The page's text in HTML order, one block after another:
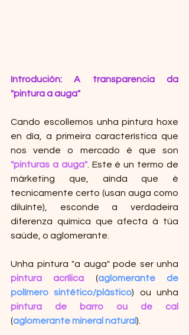
Introdución: A transparencia da
"pintura a auga"
Cando escollemos unha pintura hoxe
en día, a primeira característica que
"pinturas a auga". Este é un termo de
márketing que, aínda que é
tecnicamente certo (usan auga como
diluínte), esconde a verdadeira
diferenza química que afecta á túa
saúde, o aglomerante.
pintura acrílica (aglomerante de
polímero sintético/plástico
pintura de barro ou de cal
(aglomerante mineral natural).